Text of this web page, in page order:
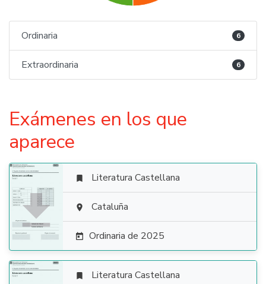
Ordinaria 6
Extraordinaria 6
Exámenes en los que
aparece

 Literatura Castellana
 Cataluña
 Ordinaria de 2025
 Literatura Castellana